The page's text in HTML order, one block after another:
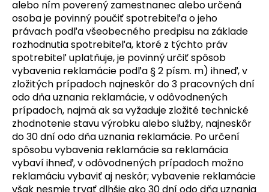
alebo ním poverený zamestnanec alebo určená
osoba je povinný poučiť spotrebiteľa o jeho
právach podľa všeobecného predpisu na základe
rozhodnutia spotrebiteľa, ktoré z týchto práv
spotrebiteľ uplatňuje, je povinný určiť spôsob
vybavenia reklamácie podľa § 2 písm. m) ihneď, v
zložitých prípadoch najneskôr do 3 pracovných dní
odo dňa uznania reklamácie, v odôvodnených
prípadoch, najmä ak sa vyžaduje zložité technické
zhodnotenie stavu výrobku alebo služby, najneskôr
do 30 dní odo dňa uznania reklamácie. Po určení
spôsobu vybavenia reklamácie sa reklamácia
vybaví ihneď, v odôvodnených prípadoch možno
reklamáciu vybaviť aj neskôr; vybavenie reklamácie
však nesmie trvať dlhšie ako 30 dní odo dňa uznania